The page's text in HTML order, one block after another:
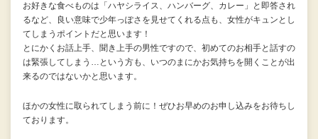
お好きな食べものは「ハヤシライス、ハンバーグ、カレー」と即答され
るなど、良い意味で少年っぽさを見せてくれる点も、女性がキュンとし
てしまうポイントだと思います！
とにかくお話上手、聞き上手の男性ですので、初めてのお相手と話すの
は緊張してしまう…という方も、いつのまにかお気持ちを開くことが出
来るのではないかと思います。
ほかの女性に取られてしまう前に！ぜひお早めのお申し込みをお待ちし
ております。